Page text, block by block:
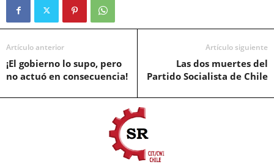
Artículo anterior
¡El gobierno lo supo, pero
no actuó en consecuencia!
Artículo siguiente
Las dos muertes del
Partido Socialista de Chile